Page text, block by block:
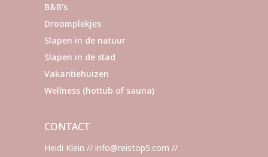
B&B's
Droomplekjes
Slapen in de natuur
Slapen in de stad
Vakantiehuizen
Wellness (hottub of sauna)
CONTACT
Heidi Klein // info@reistop5.com //